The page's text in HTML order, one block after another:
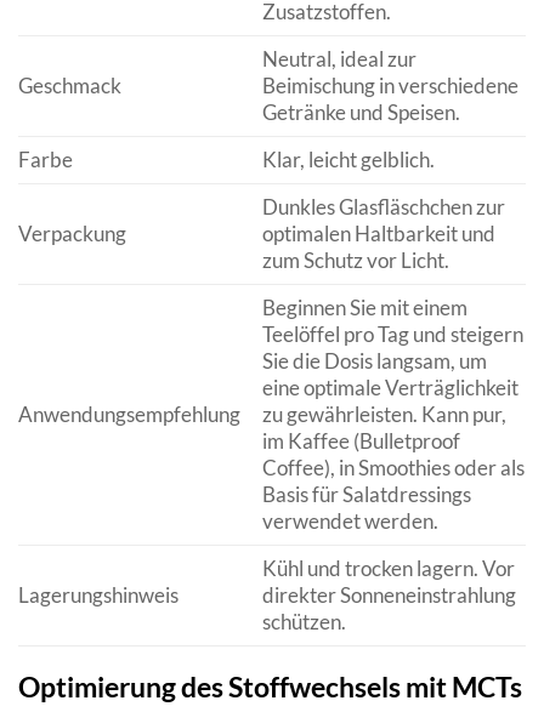
Zusatzstoffen.
Geschmack
Neutral, ideal zur
Beimischung in verschiedene
Getränke und Speisen.
Farbe
Klar, leicht gelblich.
Verpackung
Dunkles Glasfläschchen zur
optimalen Haltbarkeit und
zum Schutz vor Licht.
Anwendungsempfehlung
Beginnen Sie mit einem
Teelöffel pro Tag und steigern
Sie die Dosis langsam, um
eine optimale Verträglichkeit
zu gewährleisten. Kann pur,
im Kaffee (Bulletproof
Coffee), in Smoothies oder als
Basis für Salatdressings
verwendet werden.
Lagerungshinweis
Kühl und trocken lagern. Vor
direkter Sonneneinstrahlung
schützen.
Optimierung des Stoffwechsels mit MCTs